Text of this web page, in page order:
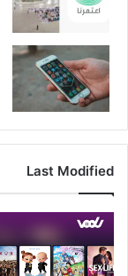
Last Modified